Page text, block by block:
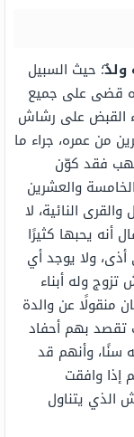
ولدٌ؛ حيث السبيل
قضى على جميع
القبض على رشاش
من عمره، جراء ما
فقد كوّن
والعشرين
النائية، لا
يحبها كثيرًا
ولا يوجد أي
وله أبناء
منقولًا عن والدة
تقصد بهم أحفاد
سنًا، وأنهم قد
إذا وافقت
يتناول